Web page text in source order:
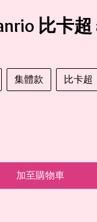
比卡
集體款 比卡超
加至購物車